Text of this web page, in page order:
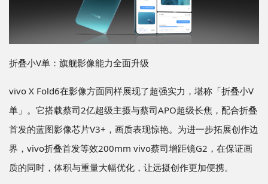
折叠小V单：旗舰影像能力全面升级
vivo X Fold6在影像方面同样展现了超强实力，堪称「折叠小V
单」。它搭载蔡司2亿超级主摄与蔡司APO超级长焦，配合折叠
首发的蓝图影像芯片V3+，画质表现惊艳。为进一步拓展创作边
界，vivo折叠首发等效200mm vivo蔡司增距镜G2，在保证画
质的同时，体积与重量大幅优化，让远摄创作更加便携。